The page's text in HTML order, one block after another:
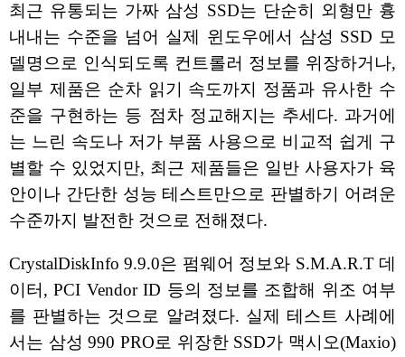
최근 유통되는 가짜 삼성 SSD는 단순히 외형만 흉
내내는 수준을 넘어 실제 윈도우에서 삼성 SSD 모
델명으로 인식되도록 컨트롤러 정보를 위장하거나,
일부 제품은 순차 읽기 속도까지 정품과 유사한 수
준을 구현하는 등 점차 정교해지는 추세다. 과거에
는 느린 속도나 저가 부품 사용으로 비교적 쉽게 구
별할 수 있었지만, 최근 제품들은 일반 사용자가 육
안이나 간단한 성능 테스트만으로 판별하기 어려운
수준까지 발전한 것으로 전해졌다.
CrystalDiskInfo 9.9.0은 펌웨어 정보와 S.M.A.R.T 데
이터, PCI Vendor ID 등의 정보를 조합해 위조 여부
를 판별하는 것으로 알려졌다. 실제 테스트 사례에
서는 삼성 990 PRO로 위장한 SSD가 맥시오(Maxio)